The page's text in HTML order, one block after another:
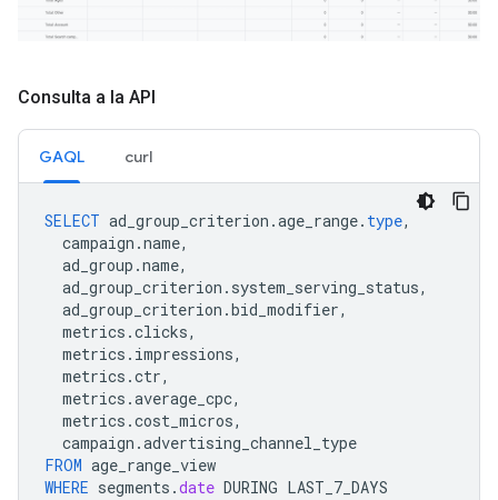
Consulta a la API
GAQL curl
SELECT ad_group_criterion .age_range. type,
campaign .name,
ad_group .name,
ad_group_criterion . system_serving_status,
ad_group_criterion .bid_modifier,
metrics .clicks,
metrics . impressions,
metrics .ctr,
metrics .average_cpc,
metrics .cost_micros,
campaign .advertising_channel_type
FROM age_range_view
WHERE segments .date DURING LAST_7_DAYS